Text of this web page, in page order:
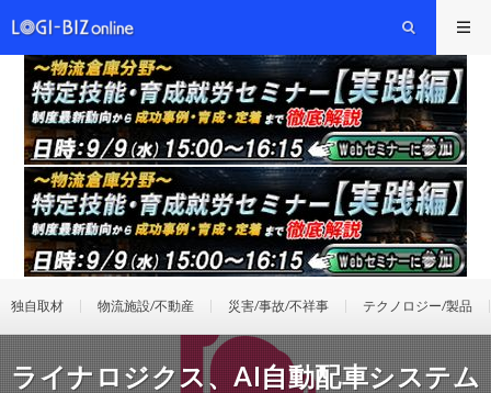
独自取材 物流施設/不動産 災害/事故/不祥事 テクノロジー/製品
ライナロジクス、AI自動配車システム